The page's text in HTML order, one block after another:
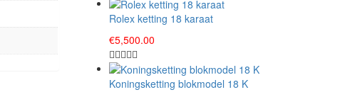
Rolex ketting 18 karaat
€5,500.00
Koningsketting blokmodel 18 K